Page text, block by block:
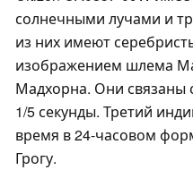
солнечными лучами и
из них имеют
изображением шлема
Мадхорна. Они связаны
1/5 секунды. Третий
время в 24-часовом
Грогу.